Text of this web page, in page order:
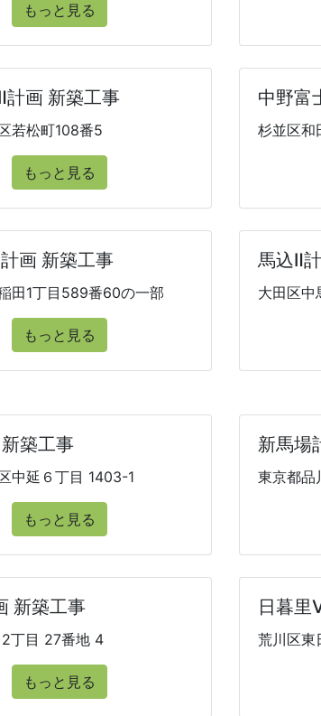
もっと見る
計画 新築工事
若松町108番5
もっと見る
中野富
杉並区和
画 新築工事
田1丁目589番60の一部
もっと見る
馬込Ⅱ
大田区中
築工事
中延６丁目 1403-1
もっと見る
新馬場
東京都品
新築工事
丁目 27番地 4
もっと見る
日暮里
荒川区